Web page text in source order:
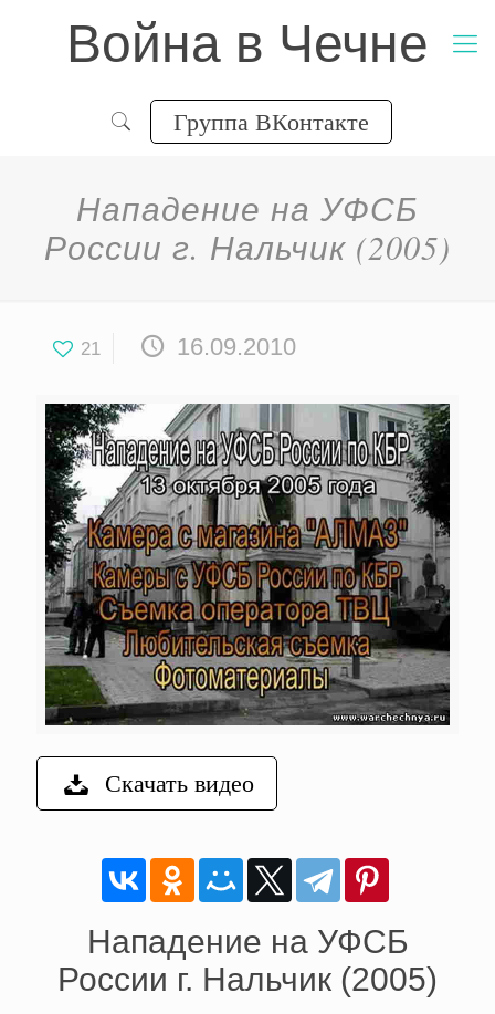
Война в Чечне
Группа ВКонтакте
Нападение на УФСБ
России г. Нальчик (2005)
21 16.09.2010
Скачать видео
Нападение на УФСБ
России г. Нальчик (2005)